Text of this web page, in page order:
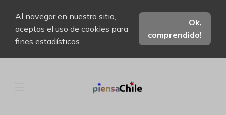
Al navegar en nuestro sitio,
aceptas el uso de cookies para
fines estadísticos.
Ok,
comprendido!